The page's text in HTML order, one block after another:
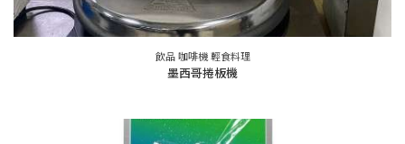
飲品 咖啡機 輕食料理
墨西哥捲板機